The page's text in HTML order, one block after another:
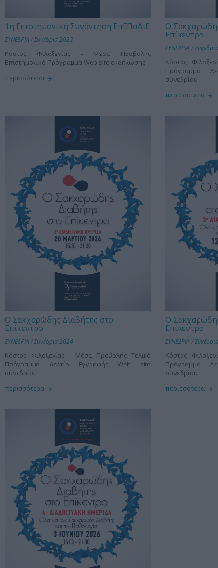
1η Επιστημονική Συνάντηση ΕπΕΠαΔιΕ
ΣΥΝΕΔΡΙΑ /Συνέδρια 2022
Kόστος Φιλοξενίας - Μέσα Προβολής
Επιστημονικό Πρόγραμμα Web site εκδήλωσης
περισσότερα
Ο
Επίκεντρο
ΣΥΝΕΔΡΙΑ /
Kόστος
Πρόγραμμα
συνεδρίου
περισσότερα
Ο Σακχαρώδης Διαβήτης στο
Επίκεντρο
ΣΥΝΕΔΡΙΑ /Συνέδρια 2024
Kόστος Φιλοξενίας - Μέσα Προβολής Τελικό
Πρόγραμμα Δελτίο Εγγραφής Web site
συνεδρίου
περισσότερα
Ο
Επίκεντρο
ΣΥΝΕΔΡΙΑ /
Kόστος
Πρόγραμμα
συνεδρίου
περισσότερα